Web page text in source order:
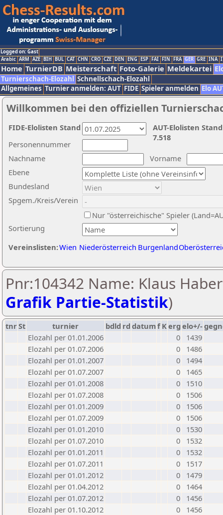
Logged on: Gast
Arabic ARM AZE BIH BUL CAT CHN CRO CZE DEN ENG ESP FAI FIN FRA GER GRE INA
Home TurnierDB Meisterschaft Foto-Galerie Meldekartei
Turnierschach-Elozahl Schnellschach-Elozahl
Allgemeines Turnier anmelden: AUT FIDE Spieler anmelden Elo
Willkommen bei den offiziellen
Nachname
Vorname
Ebene
Sortierung
Personennummer
Bundesland
Spgem./Kreis/Verein
Nur "österreichische" Spieler
Vereinslisten:Wien Niederösterreich Burgenland
AUT-Elolisten
7.518
FIDE-Elolisten Stand
Pnr:104342 Name: Klaus
Grafik Partie-Statistik)
tnrSt turnier bdld rd datumf Kerg elo+/-
Elozahl per 01.01.2006
0
1439
Elozahl per 01.07.2006
0
1486
Elozahl per 01.01.2007
0
1494
Elozahl per 01.07.2007
0
1465
Elozahl per 01.01.2008
0
1510
Elozahl per 01.07.2008
0
1506
Elozahl per 01.01.2009
0
1506
Elozahl per 01.07.2009
0
1506
Elozahl per 01.01.2010
0
1530
Elozahl per 01.07.2010
0
1532
Elozahl per 01.01.2011
0
1532
Elozahl per 01.07.2011
0
1517
Elozahl per 01.01.2012
0
1479
Elozahl per 01.04.2012
0
1464
Elozahl per 01.07.2012
0
1456
Elozahl per 01.10.2012
0
1456